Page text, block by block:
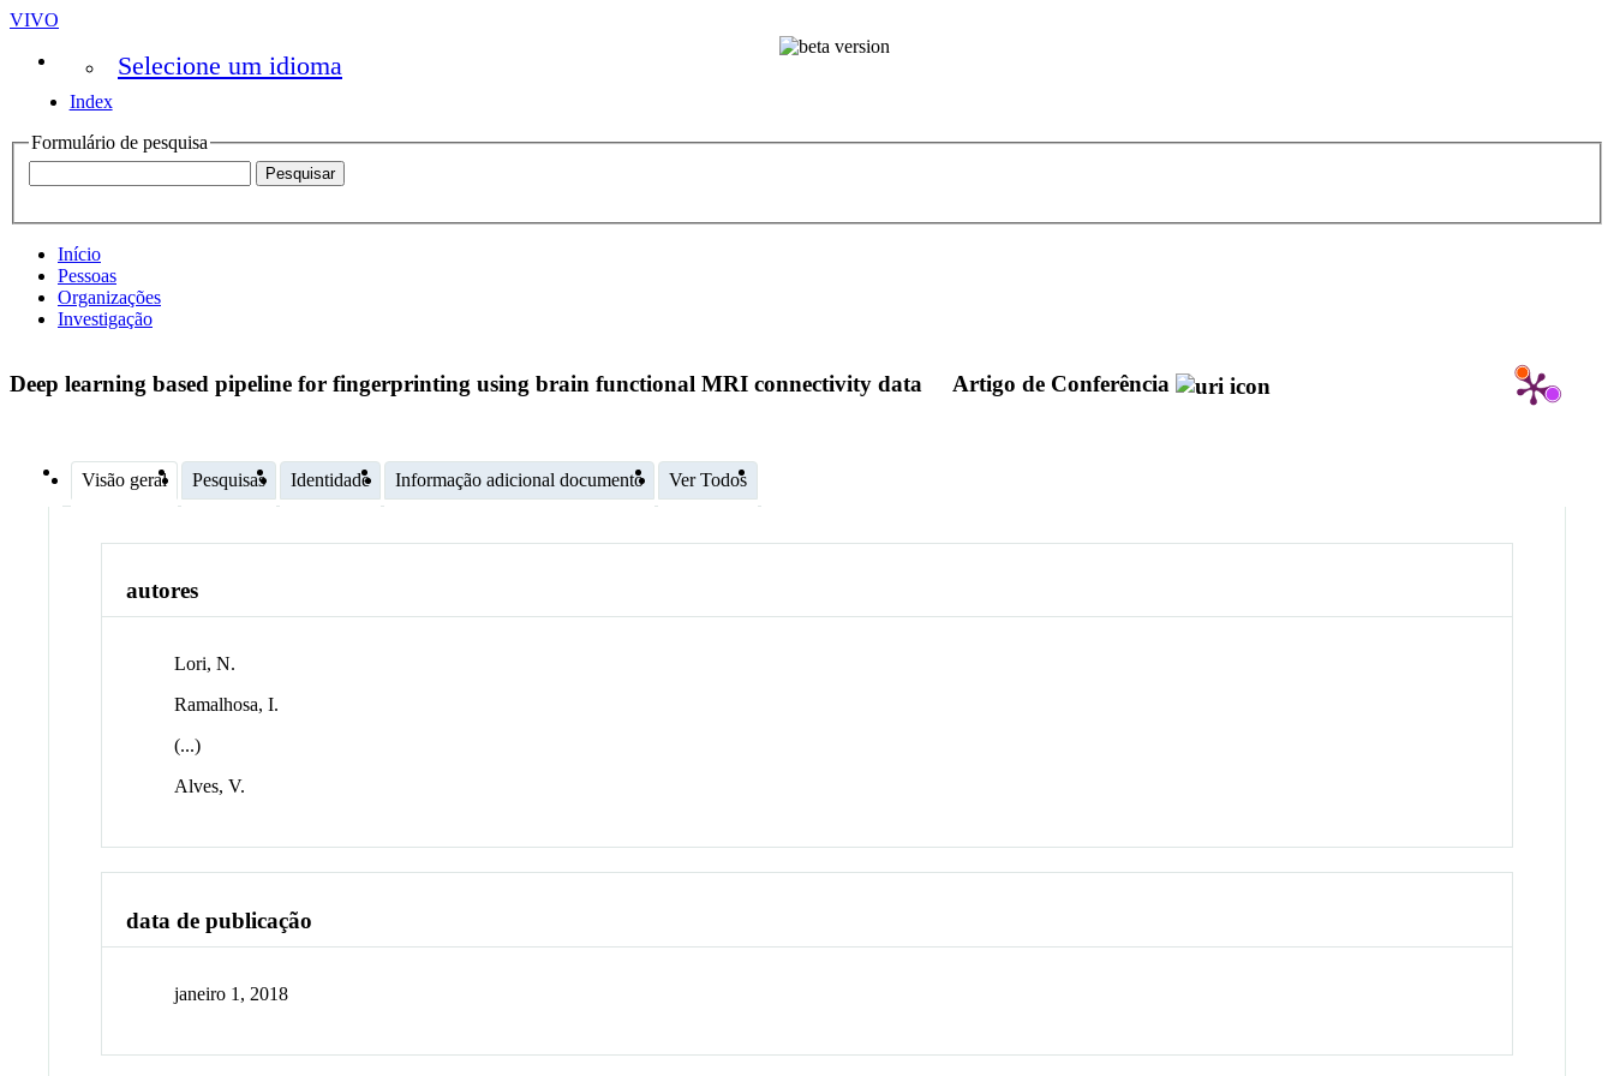
VIVO
Selecione um idioma
Index
Formulário de pesquisa
Início
Pessoas
Organizações
Investigação
Deep learning based pipeline for fingerprinting using brain functional MRI connectivity data Artigo de Conferência
Visão geral Pesquisas Identidade Informação adicional documento Ver Todos
autores
Lori, N.
Ramalhosa, I.
(...)
Alves, V.
data de publicação
janeiro 1, 2018